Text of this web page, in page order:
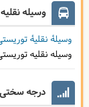
وسیله
وسیلۀ نقلیۀ
وسیله نقلیه
درجه سختی